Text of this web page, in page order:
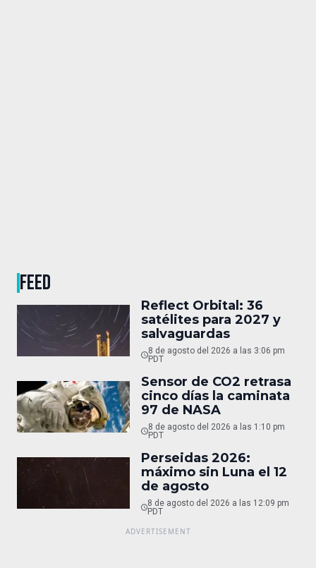
FEED
Reflect Orbital: 36
satélites para 2027 y
salvaguardas
8 de agosto del 2026 a las 3:06 pm
PDT
Sensor de CO2 retrasa
cinco días la caminata
97 de NASA
8 de agosto del 2026 a las 1:10 pm
PDT
Perseidas 2026:
máximo sin Luna el 12
de agosto
8 de agosto del 2026 a las 12:09 pm
PDT